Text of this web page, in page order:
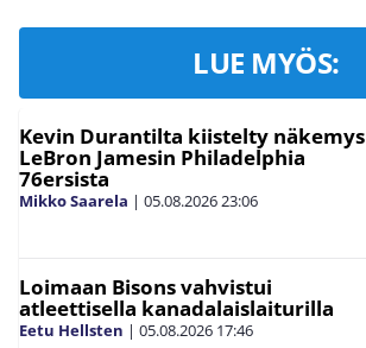
LUE MYÖS:
Kevin Durantilta kiistelty näkemys
LeBron Jamesin Philadelphia
76ersista
Mikko Saarela | 05.08.202623:06
Loimaan Bisons vahvistui
atleettisella kanadalaislaiturilla
Eetu Hellsten | 05.08.2026 17:46